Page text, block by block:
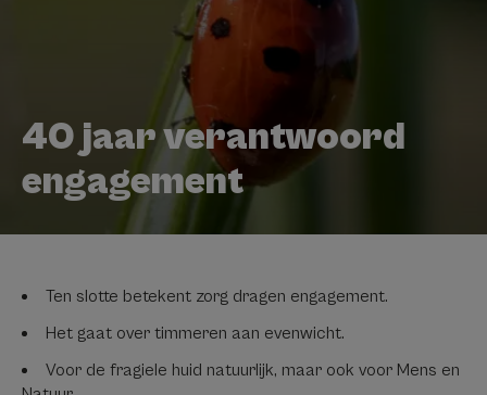
40 jaar verantwoord
engagement
Ten slotte betekent zorg dragen engagement.
Het gaat over timmeren aan evenwicht.
Voor de fragiele huid natuurlijk, maar ook voor Mens en